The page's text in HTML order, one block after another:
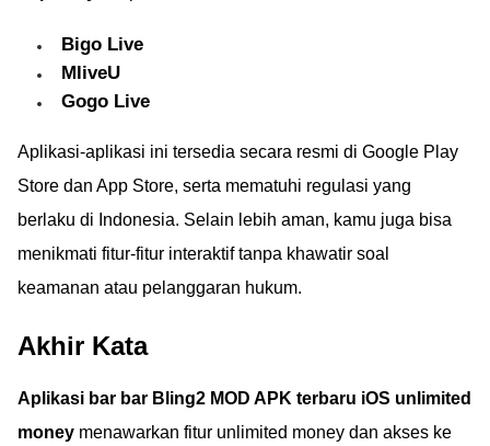
Bigo Live
MliveU
Gogo Live
Aplikasi-aplikasi ini tersedia secara resmi di Google Play
Store dan App Store, serta mematuhi regulasi yang
berlaku di Indonesia. Selain lebih aman, kamu juga bisa
menikmati fitur-fitur interaktif tanpa khawatir soal
keamanan atau pelanggaran hukum.
Akhir Kata
Aplikasi bar bar Bling2 MOD APK terbaru iOS unlimited
money menawarkan fitur unlimited money dan akses ke